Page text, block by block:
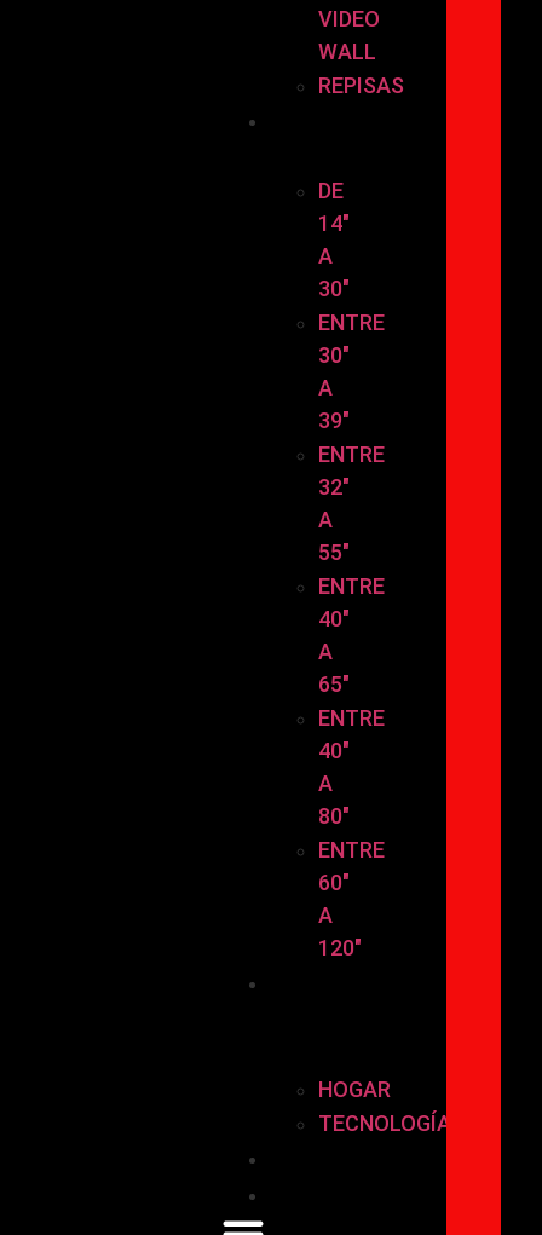
VIDEO
WALL
REPISAS
DE
14″
A
30″
ENTRE
30″
A
39″
ENTRE
32″
A
55″
ENTRE
40″
A
65″
ENTRE
40″
A
80″
ENTRE
60″
A
120″
HOGAR
TECNOLOGÍA